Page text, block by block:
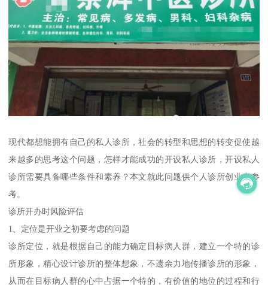
现代都想能拥有自己的私人诊所，社会的转型和思想的转变促使越
来越多的思考这个问题，怎样才能成功的开设私人诊所，开设私人
诊所需要具备哪些条件和素养？本文就此问题供个人诊所创业者参
考。
诊所开办时风险评估
1、定位是开业之初要考虑的问题
诊所定位，就是根据自己的能力确定目标病人群，建立一个特的诊
所形象，精心设计诊所的整体想象，不遗余力地传播诊所的形象，
从而在目标病人群的心中占据一个特的，有价值的地位的过程和行